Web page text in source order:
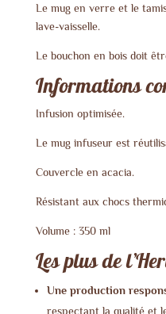
Le mug en verre et le
lave-vaisselle.
Le bouchon en bois doit
Informations
Infusion optimisée.
Le mug infuseur est
Couvercle en acacia.
Résistant aux chocs
Volume : 350 ml
Les plus de
Une production
respectant la qualité et